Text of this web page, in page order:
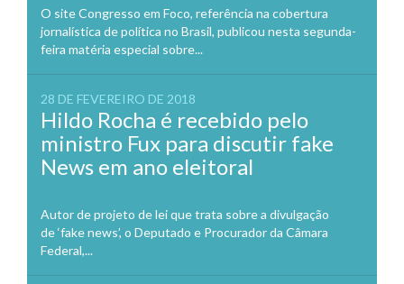
O site Congresso em Foco, referência na cobertura
jornalística de política no Brasil, publicou nesta segunda-
feira matéria especial sobre...
28 DE FEVEREIRO DE 2018
Hildo Rocha é recebido pelo
ministro Fux para discutir fake
News em ano eleitoral
Autor de projeto de lei que trata sobre a divulgação
de ‘fake news’, o Deputado e Procurador da Câmara
Federal,...